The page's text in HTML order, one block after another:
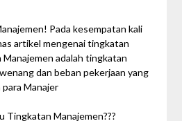
Zalfa
Pada kesempatan kali
artikel mengenai tingkatan
adalah tingkatan
dan beban pekerjaan yang
Manajer
Tingkatan Manajemen???